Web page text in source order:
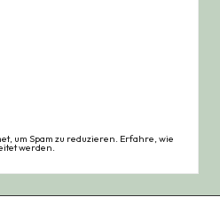
um Spam zu reduzieren. Erfahre, wie
werden.